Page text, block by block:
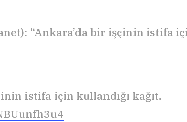
: “Ankara’da bir işçinin istifa
istifa için kullandığı kağıt.